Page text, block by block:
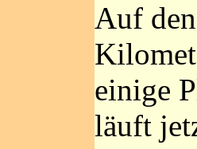
Auf
einige
läuft